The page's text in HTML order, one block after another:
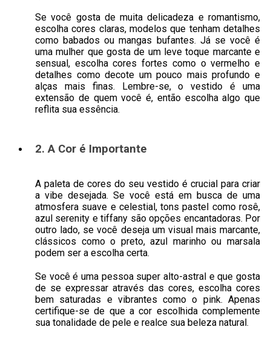
Se você gosta de muita delicadeza e romantismo,
escolha cores claras, modelos que tenham detalhes
como babados ou mangas bufantes. Já se você é
uma mulher que gosta de um leve toque marcante e
sensual, escolha cores fortes como o vermelho e
detalhes como decote um pouco mais profundo e
alças mais finas. Lembre-se, o vestido é uma
extensão de quem você é, então escolha algo que
reflita sua essência.
2. A Cor é Importante
A paleta de cores do seu vestido é crucial para criar
a vibe desejada. Se você está em busca de uma
atmosfera suave e celestial, tons pastel como rosê,
azul serenity e tiffany são opções encantadoras. Por
outro lado, se você deseja um visual mais marcante,
clássicos como o preto, azul marinho ou marsala
podem ser a escolha certa.
Se você é uma pessoa super alto-astral e que gosta
de se expressar através das cores, escolha cores
bem saturadas e vibrantes como o pink. Apenas
certifique-se de que a cor escolhida complemente
sua tonalidade de pele e realce sua beleza natural.